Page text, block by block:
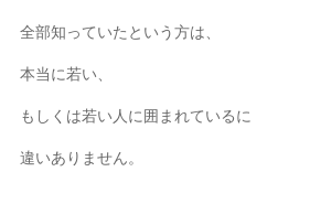
全部知っていたという方は、
本当に若い、
もしくは若い人に囲まれているに
違いありません。